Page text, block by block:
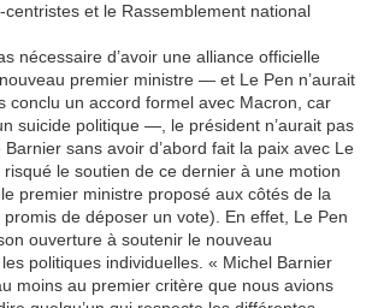
centristes et le Rassemblement national
nécessaire d’avoir une alliance officielle
premier ministre — et Le Pen n’aurait
conclu un accord formel avec Macron, car
suicide politique —, le président n’aurait pas
sans avoir d’abord fait la paix avec Le
risqué le soutien de ce dernier à une motion
premier ministre proposé aux côtés de la
de déposer un vote). En effet, Le Pen
ouverture à soutenir le nouveau
politiques individuelles. « Michel Barnier
moins au premier critère que nous avions